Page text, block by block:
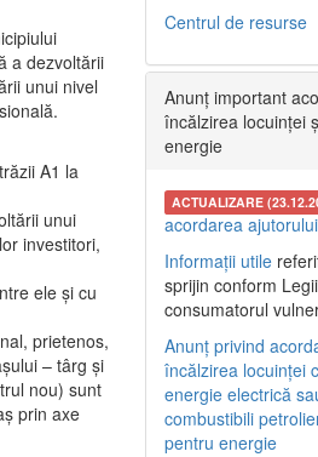
a dezvoltării
unui nivel
A1 la
unui
investitori,
ele şi cu
prietenos,
– târg şi
nou) sunt
prin axe
Centrul de resurse
Anunț important
încălzirea locuinței
energie
ACTUALIZARE
acordarea
Informații utile
sprijin conform
consumatorul
Anunț privind
încălzirea locuinței
energie electrică
combustibili
pentru energie